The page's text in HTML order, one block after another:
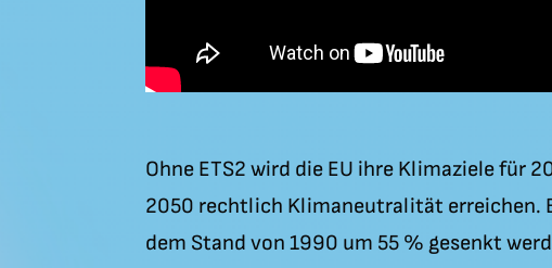
Ohne ETS2 wird die EU ihre Klimaziele für
2050 rechtlich Klimaneutralität erreichen.
dem Stand von 1990 um 55 % gesenkt